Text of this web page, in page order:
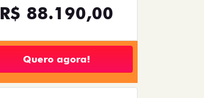
R$ 88.190,00
Quero agora!